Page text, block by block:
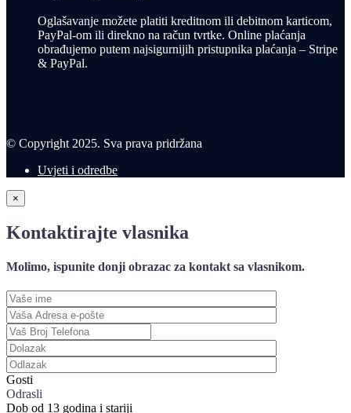
Oglašavanje možete platiti kreditnom ili debitnom karticom,
PayPal-om ili direkno na račun tvrtke. Online plaćanja
obrađujemo putem najsigurnijih pristupnika plaćanja – Stripe
& PayPal.
© Copyright 2025. Sva prava pridržana
Uvjeti i odredbe
×
Kontaktirajte vlasnika
Molimo, ispunite donji obrazac za kontakt sa vlasnikom.
Gosti
Odrasli
Dob od 13 godina i stariji